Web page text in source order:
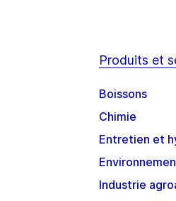
Produits et
Boissons
Chimie
Entretien et
Industrie